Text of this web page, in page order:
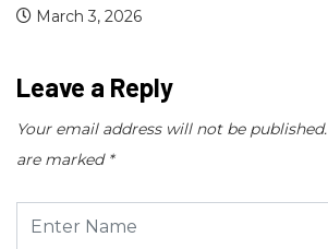
September 25, 2025
Leave a Reply
Your email address will not be published.
are marked *